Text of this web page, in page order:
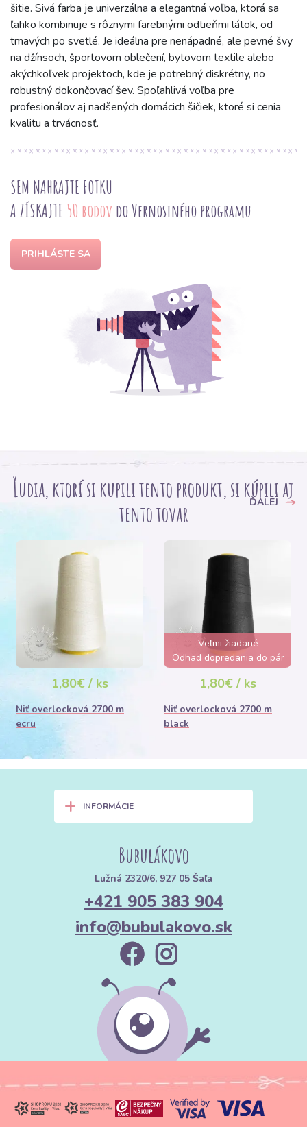
šitie. Sivá farba je univerzálna a elegantná voľba, ktorá sa
ľahko kombinuje s rôznymi farebnými odtieňmi látok, od
tmavých po svetlé. Je ideálna pre nenápadné, ale pevné švy
na džínsoch, športovom oblečení, bytovom textile alebo
akýchkoľvek projektoch, kde je potrebný diskrétny, no
robustný dokončovací šev. Spoľahlivá voľba pre
profesionálov aj nadšených domácich šičiek, ktoré si cenia
kvalitu a trvácnosť.
SEM NAHRAJTE FOTKU
A ZÍSKAJTE 50 bodov do Vernostného programu
PRIHLÁSTE SA
Ľudia, ktorí si kupili tento produkt, si kúpili aj
tento tovar
ĎALEJ
1,80€ / ks
Niť overlocková 2700 m
ecru
Veľmi žiadané
Odhad dopredania do pár
hodín
1,80€ / ks
Niť overlocková 2700 m
black
+ INFORMÁCIE
Bubulákovo
Lužná 2320/6, 927 05 Šaľa
+421 905 383 904
info@bubulakovo.sk